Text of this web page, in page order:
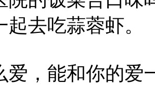
去吃蒜蓉虾。
爱，能和你的爱